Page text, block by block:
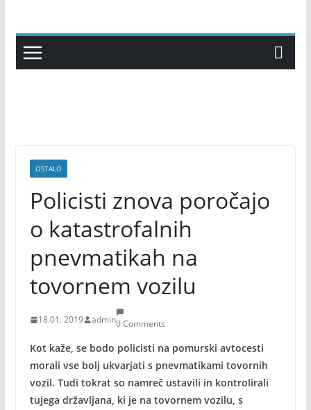
content
OSTALO
Policisti znova poročajo
o katastrofalnih
pnevmatikah na
tovornem vozilu
18.01. 2019 admin0 Comments
Kot kaže, se bodo policisti na pomurski avtocesti
morali vse bolj ukvarjati s pnevmatikami tovornih
vozil. Tudi tokrat so namreč ustavili in kontrolirali
tujega državljana, ki je na tovornem vozilu, s